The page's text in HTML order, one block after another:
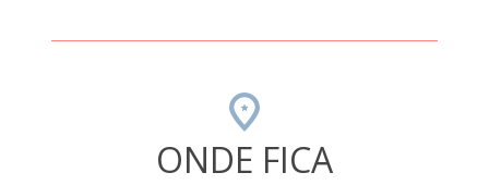
ONDE FICA